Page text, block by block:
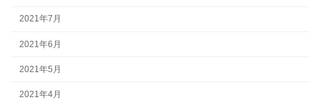
2021年7月
2021年6月
2021年5月
2021年4月